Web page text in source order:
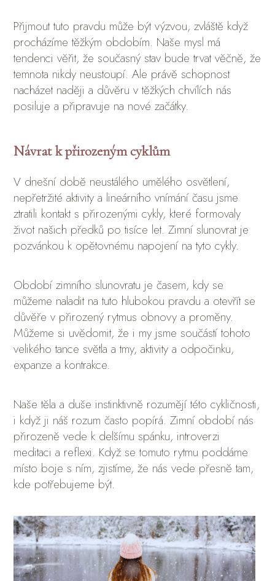
Přijmout tuto pravdu může být výzvou, zvláště když
procházíme těžkým obdobím. Naše mysl má
tendenci věřit, že současný stav bude trvat věčně, že
temnota nikdy neustoupí. Ale právě schopnost
nacházet naději a důvěru v těžkých chvílích nás
posiluje a připravuje na nové začátky.
Návrat k přirozeným cyklům
V dnešní době neustálého umělého osvětlení,
nepřetržité aktivity a lineárního vnímání času jsme
ztratili kontakt s přirozenými cykly, které formovaly
život našich předků po tisíce let. Zimní slunovrat je
pozvánkou k opětovnému napojení na tyto cykly.
Období zimního slunovratu je časem, kdy se
můžeme naladit na tuto hlubokou pravdu a otevřít se
důvěře v přirozený rytmus obnovy a proměny.
Můžeme si uvědomit, že i my jsme součástí tohoto
velikého tance světla a tmy, aktivity a odpočinku,
expanze a kontrakce.
Naše těla a duše instinktivně rozumějí této cykličnosti,
i když ji náš rozum často popírá. Zimní období nás
přirozeně vede k delšímu spánku, introverzi
meditaci a reflexi. Když se tomuto rytmu poddáme
místo boje s ním, zjistíme, že nás vede přesně tam,
kde potřebujeme být.